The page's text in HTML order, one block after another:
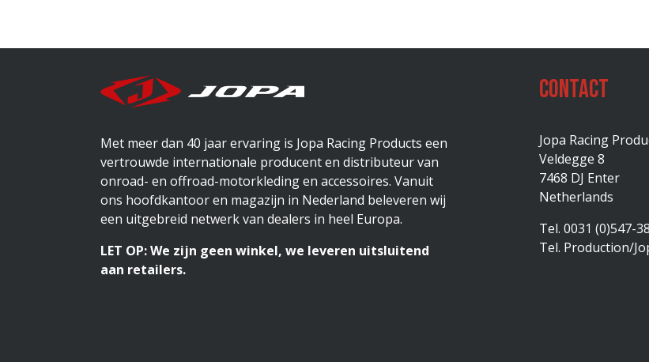
Met meer dan 40 jaar ervaring is Jopa Racing Products een
vertrouwde internationale producent en distributeur van
onroad- en offroad-motorkleding en accessoires. Vanuit
ons hoofdkantoor en magazijn in Nederland beleveren wij
een uitgebreid netwerk van dealers in heel Europa.
LET OP: We zijn geen winkel, we leveren uitsluitend
aan retailers.
Contact
Jopa Racing
Veldegge 8
7468 DJ Enter
Netherlands
Tel. 0031 (0)547-
Tel. Production/